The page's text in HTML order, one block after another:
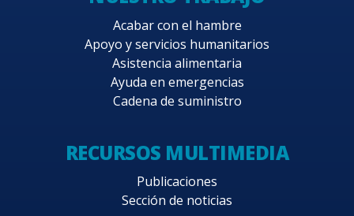
Acabar con el hambre
Apoyo y servicios humanitarios
Asistencia alimentaria
Ayuda en emergencias
Cadena de suministro
RECURSOS MULTIMEDIA
Publicaciones
Sección de noticias